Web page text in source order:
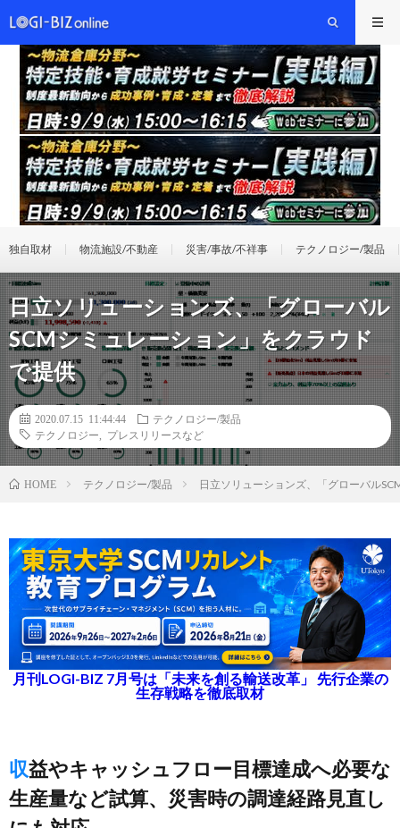
独自取材 物流施設/不動産 災害/事故/不祥事 テクノロジー/製品
日立ソリューションズ、「グローバル
SCMシミュレーション」をクラウド
で提供
2020.07.15 11:44:44
テクノロジー/製品
テクノロジー
プレスリリースなど
HOME テクノロジー/製品 日立ソリューションズ、「グローバル
月刊LOGI-BIZ 7月号は「未来を創る輸送改革」 先行企業の
生存戦略を徹底取材
収益やキャッシュフロー目標達成へ必要な
生産量など試算、災害時の調達経路見直し